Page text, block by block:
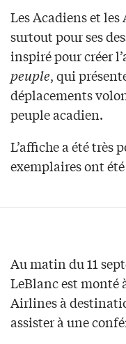
Les Acadiens et
surtout pour ses
inspiré pour créer
peuple, qui
déplacements
peuple acadien.
L’affiche a été très
exemplaires ont
Au matin du 11
LeBlanc est monté
Airlines à
assister à une